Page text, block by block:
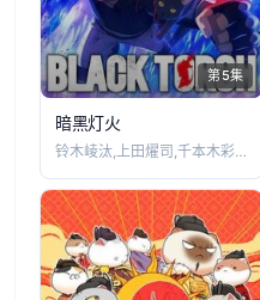
第5集
暗黑灯火
铃木崚汰,上田燿司,千本木彩花,榎木淳弥